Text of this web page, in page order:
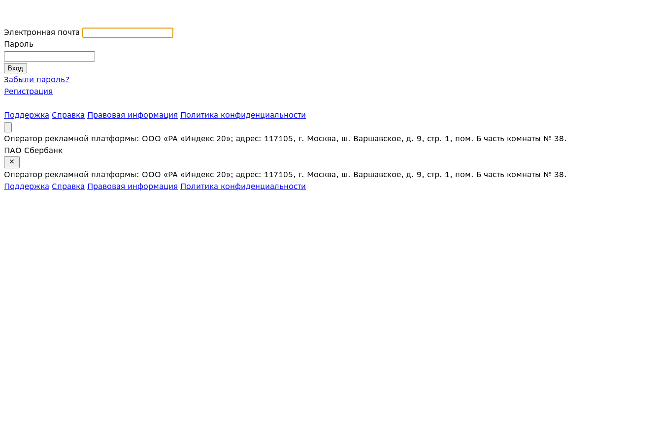
Электронная почта
Пароль
Забыли пароль?
Регистрация
Поддержка Справка Правовая информация Политика конфиденциальности
Оператор рекламной платформы: ООО «РА «Индекс 20»; адрес: 117105, г. Москва, ш. Варшавское, д. 9, стр. 1, пом. Б часть комнаты № 38.
ПАО Сбербанк
Оператор рекламной платформы: ООО «РА «Индекс 20»; адрес: 117105, г. Москва, ш. Варшавское, д. 9, стр. 1, пом. Б часть комнаты № 38.
Поддержка Справка Правовая информация Политика конфиденциальности